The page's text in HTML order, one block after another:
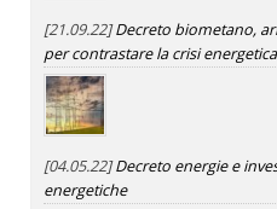
[21.09.22]Decreto biometano,
per contrastare la crisi energetica
[04.05.22]Decreto energie e
energetiche